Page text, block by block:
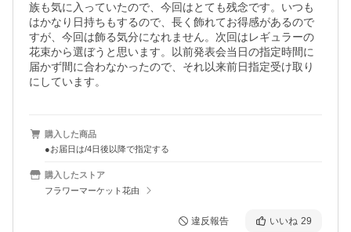
族も気に入っていたので、今回はとても残念です。いつも
はかなり日持ちもするので、長く飾れてお得感があるので
すが、今回は飾る気分になれません。次回はレギュラーの
花束から選ぼうと思います。以前発表会当日の指定時間に
届かず間に合わなかったので、それ以来前日指定受け取り
にしています。
購入した商品
●お届日は/4日後以降で指定する
購入したストア
フラワーマーケット花由
違反報告 いいね 29